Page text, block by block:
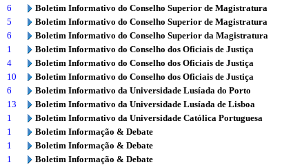
6
Boletim Informativo do Conselho Superior de Magistratura
5
Boletim Informativo do Conselho Superior de Magistratura
6
Boletim Informativo do Conselho Superior da Magistratura
1
Boletim Informativo do Conselho dos Oficiais de Justiça
4
Boletim Informativo do Conselho dos Oficiais de Justiça
10
Boletim Informativo do Conselho dos Oficiais de Justiça
6
Boletim Informativo da Universidade Lusíada do Porto
13
Boletim Informativo da Universidade Lusíada de Lisboa
1
Boletim Informativo da Universidade Católica Portuguesa
1
Boletim Informação & Debate
1
Boletim Informação & Debate
1
Boletim Informação & Debate